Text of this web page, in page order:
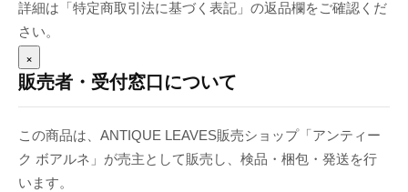
詳細は「特定商取引法に基づく表記」の返品欄をご確認くだ
さい。
×
販売者・受付窓口について
この商品は、ANTIQUE LEAVES販売ショップ「アンティー
ク ボアルネ」が売主として販売し、検品・梱包・発送を行
います。